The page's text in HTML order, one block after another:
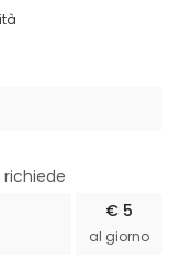
€ 5
al giorno